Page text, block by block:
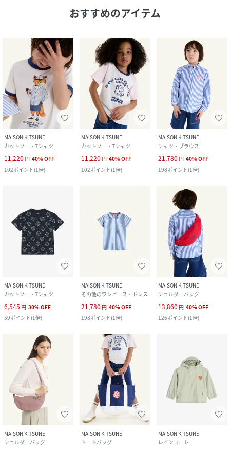
おすすめのアイテム
MAISON KITSUNE
カットソー・Tシャツ
11,220 円 40%OFF
102ポイント(1倍)
MAISON KITSUNE
カットソー・Tシャツ
11,220 円 40%OFF
102ポイント(1倍)
MAISON KITSUNE
シャツ・ブラウス
21,780 円 40%OFF
198ポイント(1倍)
MAISON KITSUNE
カットソー・Tシャツ
6,545 円 30%OFF
59ポイント(1倍)
MAISON KITSUNE
その他のワンピース・ドレス
21,780 円 40%OFF
198ポイント(1倍)
MAISON KITSUNE
ショルダーバッグ
13,860 円 40%OFF
126ポイント(1倍)
MAISON KITSUNE
ショルダーバッグ
MAISON KITSUNE
トートバッグ
MAISON KITSUNE
レインコート